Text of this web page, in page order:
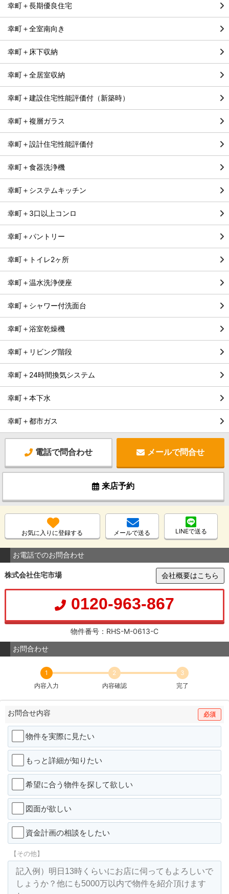
幸町＋長期優良住宅
幸町＋全室南向き
幸町＋床下収納
幸町＋全居室収納
幸町＋建設住宅性能評価付（新築時）
幸町＋複層ガラス
幸町＋設計住宅性能評価付
幸町＋食器洗浄機
幸町＋システムキッチン
幸町＋3口以上コンロ
幸町＋パントリー
幸町＋トイレ2ヶ所
幸町＋温水洗浄便座
幸町＋シャワー付洗面台
幸町＋浴室乾燥機
幸町＋リビング階段
幸町＋24時間換気システム
幸町＋本下水
幸町＋都市ガス
電話で問合わせ メールで問合せ
来店予約
お気に入りに登録する メールで送る LINEで送る
お電話でのお問合わせ
株式会社住宅市場 会社概要はこちら
0120-963-867
物件番号：RHS-M-0613-C
お問合わせ
1
内容入力
2
内容確認
3
完了
お問合せ内容 必須
物件を実際に見たい
もっと詳細が知りたい
希望に合う物件を探して欲しい
図面が欲しい
資金計画の相談をしたい
【その他】